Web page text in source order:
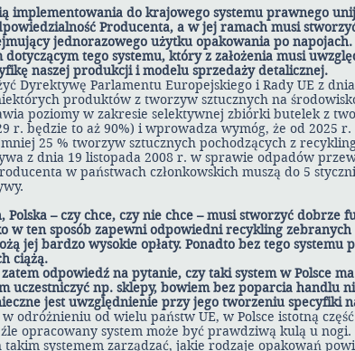
implementowania do krajowego systemu prawnego
Producenta, a w jej ramach musi
jednorazowego użytku opakowania po
tego systemu, który z założenia musi
naszej produkcji i modelu sprzedaży detalicznej.
Dyrektywę Parlamentu Europejskiego i Rady UE z
produktów z tworzyw sztucznych na
poziomy w zakresie selektywnej zbiórki butelek z
r. będzie to aż 90%) i wprowadza wymóg, że od 2025
25 % tworzyw sztucznych pochodzących z
z dnia 19 listopada 2008 r. w sprawie odpadów
w państwach członkowskich muszą do 5
– czy chce, czy nie chce – musi stworzyć dobrze
w ten sposób zapewni odpowiedni recykling
jej bardzo wysokie opłaty. Ponadto bez tego systemu
ciążą.
odpowiedź na pytanie, czy taki system w Polsce
uczestniczyć np. sklepy, bowiem bez poparcia handlu
jest uwzględnienie przy jego tworzeniu specyfiki
odróżnieniu od wielu państw UE, w Polsce istotną
opracowany system może być prawdziwą kulą u nogi.
systemem zarządzać, jakie rodzaje opakowań